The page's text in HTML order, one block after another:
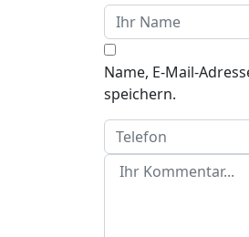
Name, E-Mail-
speichern.